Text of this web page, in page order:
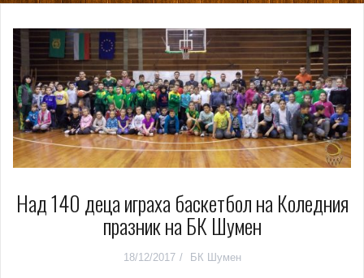
Над 140 деца играха баскетбол на Коледния
празник на БК Шумен
18/12/2017 БК Шумен